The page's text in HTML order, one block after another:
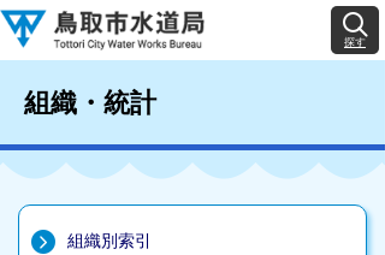
探す
組織・統計
組織別索引